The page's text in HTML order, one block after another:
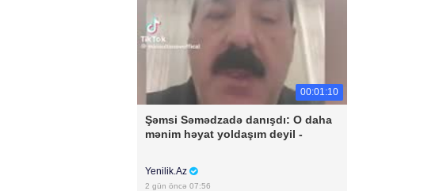
00:01:10
Şəmsi Səmədzadə danışdı: O daha
mənim həyat yoldaşım deyil -
Yenilik.Az
2 gün öncə 07:56